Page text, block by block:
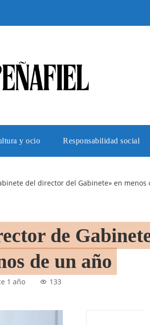
y ocio Responsabilidad social
del director del Gabinete» en menos
de
de un año
1 año 133